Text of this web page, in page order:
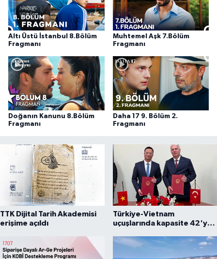
Altı Üstü İstanbul 8.Bölüm
Fragmanı
Muhtemel Aşk 7.Bölüm
Fragmanı
Doğanın Kanunu 8.Bölüm
Fragmanı
Daha 17 9. Bölüm 2.
Fragmanı
TTK Dijital Tarih Akademisi
erişime açıldı
Türkiye-Vietnam
uçuşlarında kapasite 42'ye